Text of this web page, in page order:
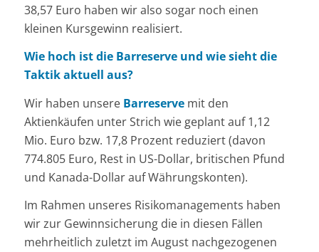
38,57 Euro haben wir also sogar noch einen
kleinen Kursgewinn realisiert.
Wie hoch ist die Barreserve und wie sieht die
Taktik aktuell aus?
Wir haben unsere Barreservemit den
Aktienkäufen unter Strich wie geplant auf 1,12
Mio. Euro bzw. 17,8 Prozent reduziert (davon
774.805 Euro, Rest in US-Dollar, britischen Pfund
und Kanada-Dollar auf Währungskonten).
Im Rahmen unseres Risikomanagements haben
wir zur Gewinnsicherung die in diesen Fällen
mehrheitlich zuletzt im August nachgezogenen